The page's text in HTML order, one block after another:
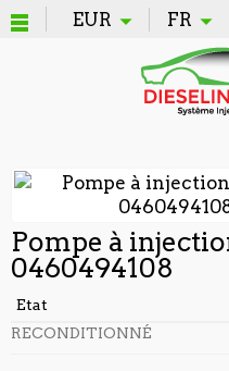
EUR FR
Pompe à
0460494108
Etat
RECONDITIONNÉ